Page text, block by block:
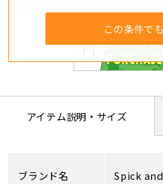
この条件で
アイテム説明・サイズ
ブランド名 Spick